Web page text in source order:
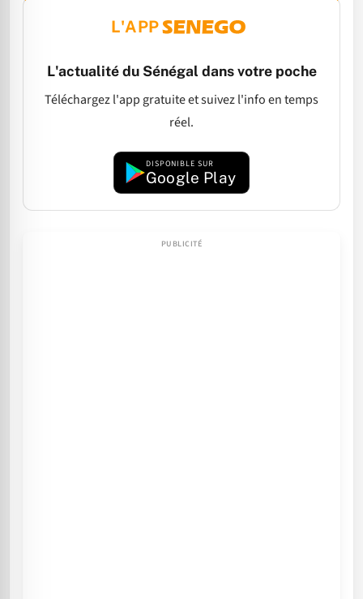
L'APP
L'actualité du Sénégal dans votre poche
Téléchargez l'app gratuite et suivez l'info en temps
réel.
DISPONIBLE SUR
Google Play